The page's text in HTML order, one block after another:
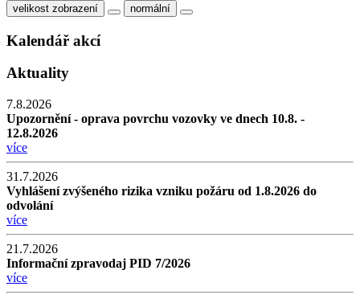
velikost zobrazení normální
Kalendář akcí
Aktuality
7.8.2026
Upozornění - oprava povrchu vozovky ve dnech 10.8. -
12.8.2026
více
31.7.2026
Vyhlášení zvýšeného rizika vzniku požáru od 1.8.2026 do
odvolání
více
21.7.2026
Informační zpravodaj PID 7/2026
více